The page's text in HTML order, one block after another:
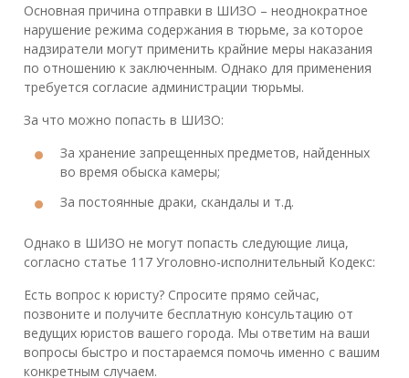
Основная причина отправки в ШИЗО – неоднократное
нарушение режима содержания в тюрьме, за которое
надзиратели могут применить крайние меры наказания
по отношению к заключенным. Однако для применения
требуется согласие администрации тюрьмы.
За что можно попасть в ШИЗО:
За хранение запрещенных предметов, найденных
во время обыска камеры;
За постоянные драки, скандалы и т.д.
Однако в ШИЗО не могут попасть следующие лица,
согласно статье 117 Уголовно-исполнительный Кодекс:
Есть вопрос к юристу? Спросите прямо сейчас,
позвоните и получите бесплатную консультацию от
ведущих юристов вашего города. Мы ответим на ваши
вопросы быстро и постараемся помочь именно с вашим
конкретным случаем.